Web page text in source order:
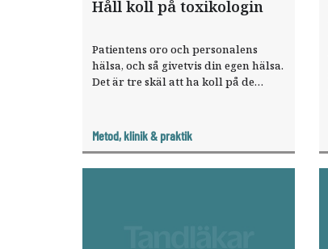
Håll koll på toxikologin
Patientens oro och personalens
hälsa, och så givetvis din egen hälsa.
Det är tre skäl att ha koll på de
Metod, klinik & praktik